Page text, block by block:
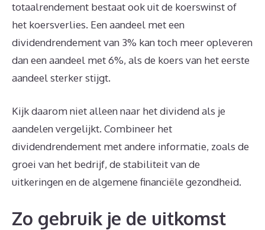
totaalrendement bestaat ook uit de koerswinst of
het koersverlies. Een aandeel met een
dividendrendement van 3% kan toch meer opleveren
dan een aandeel met 6%, als de koers van het eerste
aandeel sterker stijgt.
Kijk daarom niet alleen naar het dividend als je
aandelen vergelijkt. Combineer het
dividendrendement met andere informatie, zoals de
groei van het bedrijf, de stabiliteit van de
uitkeringen en de algemene financiële gezondheid.
Zo gebruik je de uitkomst